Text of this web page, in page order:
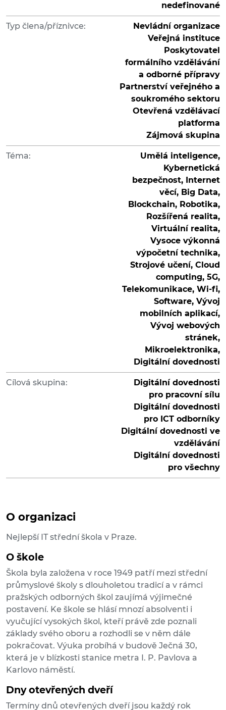
nedefinované
Typ člena/příznivce:
Nevládní organizace
Veřejná instituce
Poskytovatel
formálního vzdělávání
a odborné přípravy
Partnerství veřejného a
soukromého sektoru
Otevřená vzdělávací
platforma
Zájmová skupina
Téma:
Umělá inteligence,
Kybernetická
bezpečnost, Internet
věcí, Big Data,
Blockchain, Robotika,
Rozšířená realita,
Virtuální realita,
Vysoce výkonná
výpočetní technika,
Strojové učení, Cloud
computing, 5G,
Telekomunikace, Wi-fi,
Software, Vývoj
mobilních aplikací,
Vývoj webových
stránek,
Mikroelektronika,
Digitální dovednosti
Cílová skupina:
Digitální dovednosti
pro pracovní sílu
Digitální dovednosti
pro ICT odborníky
Digitální dovednosti ve
vzdělávání
Digitální dovednosti
pro všechny
O organizaci
Nejlepší IT střední škola v Praze.
O škole
Škola byla založena v roce 1949 patří mezi střední
průmyslové školy s dlouholetou tradicí a v rámci
pražských odborných škol zaujímá výjimečné
postavení. Ke škole se hlásí mnozí absolventi i
vyučující vysokých škol, kteří právě zde poznali
základy svého oboru a rozhodli se v něm dále
pokračovat. Výuka probíhá v budově Ječná 30,
která je v blízkosti stanice metra I. P. Pavlova a
Karlovo náměstí.
Dny otevřených dveří
Termíny dnů otevřených dveří jsou každý rok